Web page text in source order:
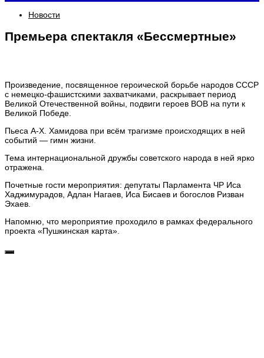
Новости
Премьера спектакля «Бессмертные»
Произведение, посвященное героической борьбе народов СССР
с немецко-фашистскими захватчиками, раскрывает период
Великой Отечественной войны, подвиги героев ВОВ на пути к
Великой Победе.
Пьеса А-Х. Хамидова при всём трагизме происходящих в ней
событий — гимн жизни.
Тема интернациональной дружбы советского народа в ней ярко
отражена.
Почетные гости мероприятия: депутаты Парламента ЧР Иса
Хаджимурадов, Адлан Нагаев, Иса Бисаев и богослов Ризван
Эхаев.
Напомню, что мероприятие проходило в рамках федерального
проекта «Пушкинская карта».